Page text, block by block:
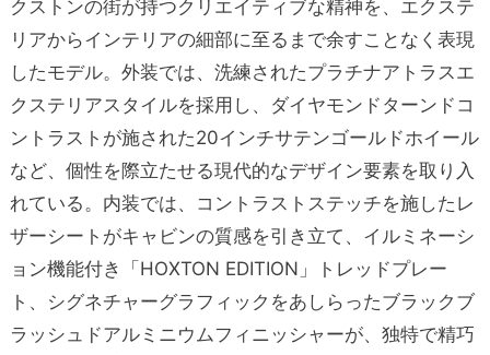
クストンの街が持つクリエイティブな精神を、エクステ
リアからインテリアの細部に至るまで余すことなく表現
したモデル。外装では、洗練されたプラチナアトラスエ
クステリアスタイルを採用し、ダイヤモンドターンドコ
ントラストが施された20インチサテンゴールドホイール
など、個性を際立たせる現代的なデザイン要素を取り入
れている。内装では、コントラストステッチを施したレ
ザーシートがキャビンの質感を引き立て、イルミネーシ
ョン機能付き「HOXTON EDITION」トレッドプレー
ト、シグネチャーグラフィックをあしらったブラックブ
ラッシュドアルミニウムフィニッシャーが、独特で精巧